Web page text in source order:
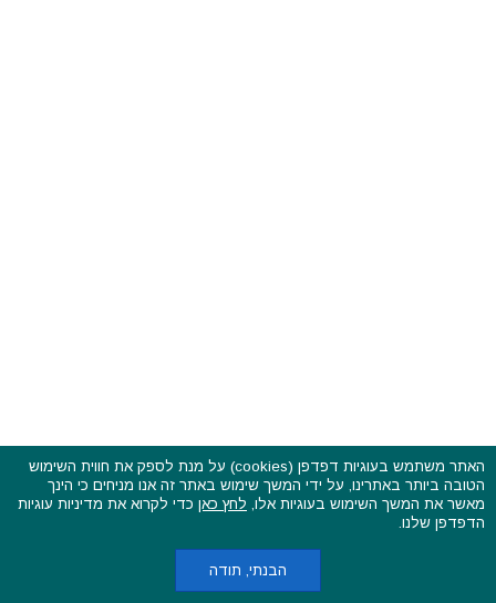
פסטיבלים וקרנבלים בעולם - כל הזכויות שמורות © 2015 - 2026
בשותפות עםCarniFest Online
מדיניות עוגיות (קוקיס)
האתר משתמש בעוגיות דפדפן (cookies) על מנת לספק את חווית השימוש
הטובה ביותר באתרינו, על ידי המשך שימוש באתר זה אנו מניחים כי הינך
מאשר את המשך השימוש בעוגיות אלו, לחץ כאן כדי לקרוא את מדיניות עוגיות
הדפדפן שלנו.